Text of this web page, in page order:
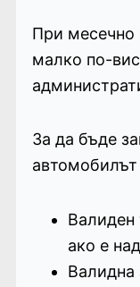
При месечно
малко по-
За да бъде
Валиден
ако е
Валидна